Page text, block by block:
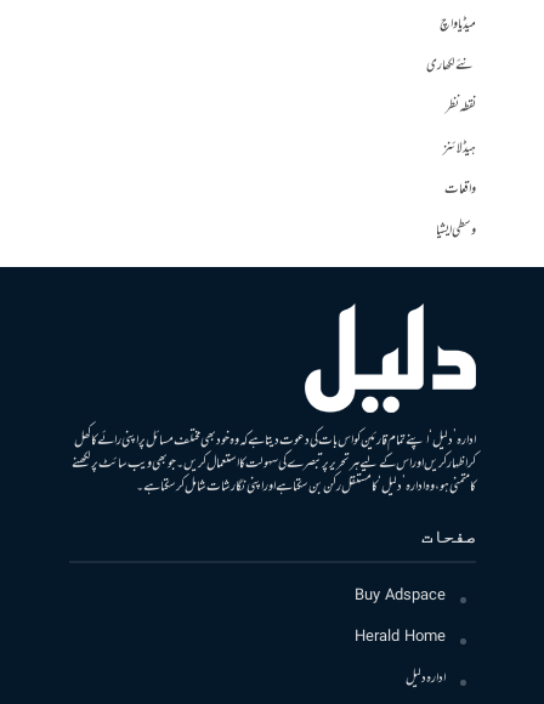
میڈیا واچ
نئے لکھاری
نقطہ نظر
ہیڈلائنز
واقعات
وسطی ایشیا
ادارہ ’دلیل‘ اپنے تمام قارئین کو اس بات کی دعوت دیتا ہے کہ وہ خود بھی مختلف مسائل پر اپنی رائے کا کھل
کر اظہار کریں اور اس کے لیے ہر تحریر پر تبصرے کی سہولت کا استعمال کریں۔ جو بھی ویب سائٹ پر لکھنے
کا متمنی ہو، وہ ادارہ ’دلیل‘ کا مستقل رکن بن سکتا ہے اور اپنی نگارشات شامل کرسکتا ہے۔
صفحات
Buy Adspace
Herald Home
ادارہ دلیل